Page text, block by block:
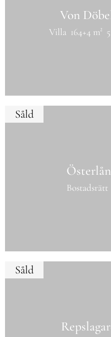
Von
Villa 164+4 m²
Bostadsrätt
Såld
Såld